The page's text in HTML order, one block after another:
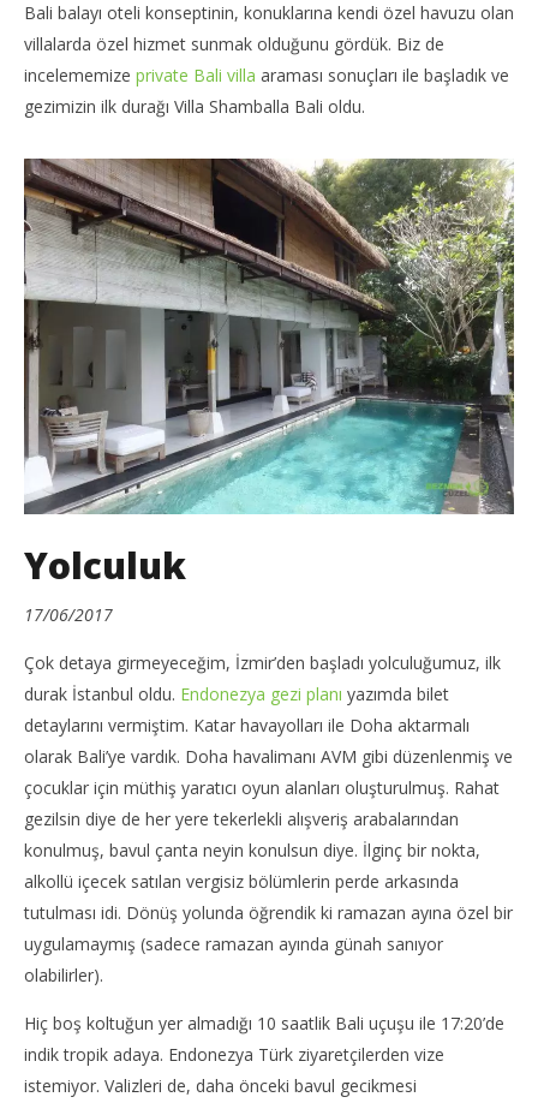
Bali balayı oteli konseptinin, konuklarına kendi özel havuzu olan
villalarda özel hizmet sunmak olduğunu gördük. Biz de
incelememize private Bali villa araması sonuçları ile başladık ve
gezimizin ilk durağı Villa Shamballa Bali oldu.
Yolculuk
17/06/2017
Çok detaya girmeyeceğim, İzmir’den başladı yolculuğumuz, ilk
durak İstanbul oldu. Endonezya gezi planı yazımda bilet
detaylarını vermiştim. Katar havayolları ile Doha aktarmalı
olarak Bali’ye vardık. Doha havalimanı AVM gibi düzenlenmiş ve
çocuklar için müthiş yaratıcı oyun alanları oluşturulmuş. Rahat
gezilsin diye de her yere tekerlekli alışveriş arabalarından
konulmuş, bavul çanta neyin konulsun diye. İlginç bir nokta,
alkollü içecek satılan vergisiz bölümlerin perde arkasında
tutulması idi. Dönüş yolunda öğrendik ki ramazan ayına özel bir
uygulamaymış (sadece ramazan ayında günah sanıyor
olabilirler).
Hiç boş koltuğun yer almadığı 10 saatlik Bali uçuşu ile 17:20’de
indik tropik adaya. Endonezya Türk ziyaretçilerden vize
istemiyor. Valizleri de, daha önceki bavul gecikmesi